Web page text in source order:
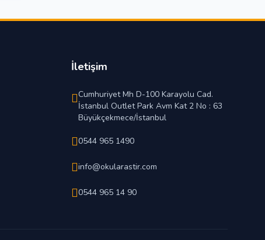
İletişim
Cumhuriyet Mh D-100 Karayolu Cad.
İstanbul Outlet Park Avm Kat 2 No : 63
Büyükçekmece/İstanbul
0544 965 1490
info@okularastir.com
0544 965 14 90